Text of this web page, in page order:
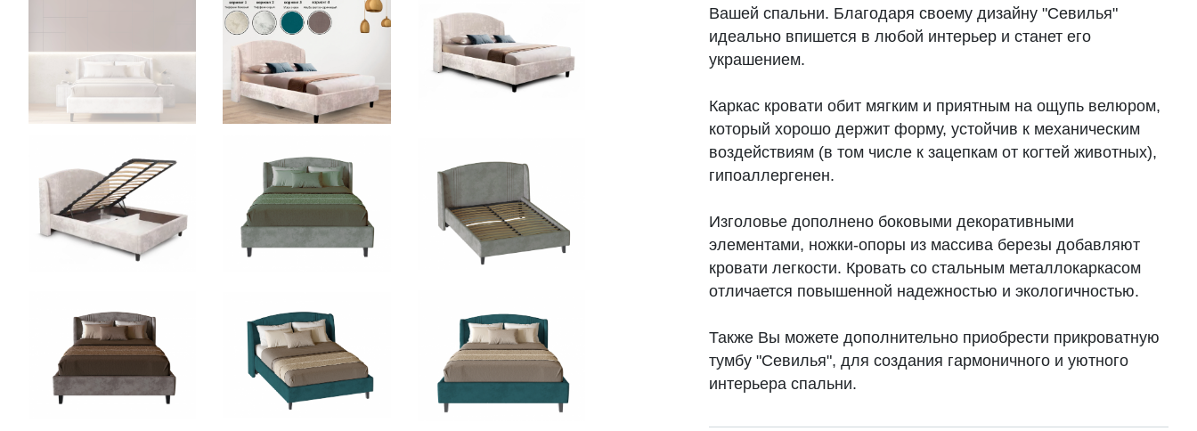
Вашей спальни. Благодаря своему дизайну "Севилья"
идеально впишется в любой интерьер и станет его
украшением.
Каркас кровати обит мягким и приятным на ощупь велюром,
который хорошо держит форму, устойчив к механическим
воздействиям (в том числе к зацепкам от когтей животных),
гипоаллергенен.
Изголовье дополнено боковыми декоративными
элементами, ножки-опоры из массива березы добавляют
кровати легкости. Кровать со стальным металлокаркасом
отличается повышенной надежностью и экологичностью.
Также Вы можете дополнительно приобрести прикроватную
тумбу "Севилья", для создания гармоничного и уютного
интерьера спальни.